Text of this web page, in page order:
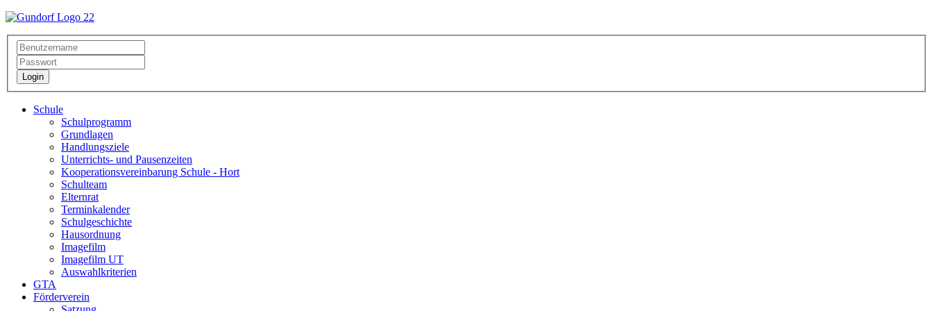
Login
Schule
Schulprogramm
Grundlagen
Handlungsziele
Unterrichts- und Pausenzeiten
Kooperationsvereinbarung Schule - Hort
Schulteam
Elternrat
Terminkalender
Schulgeschichte
Hausordnung
Imagefilm
Imagefilm UT
Auswahlkriterien
GTA
Förderverein